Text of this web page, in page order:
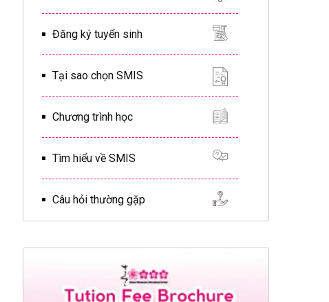
Đăng ký tuyển sinh
Tại sao chọn SMIS
Chương trình học
Tìm hiểu về SMIS
Câu hỏi thường gặp